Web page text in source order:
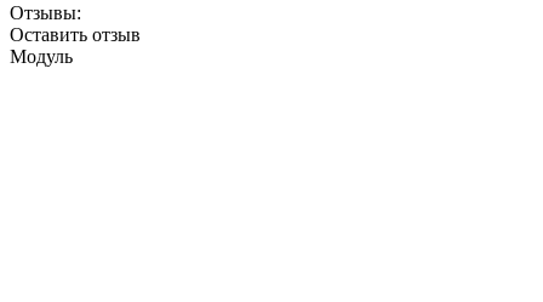
Отзывы:
Оставить отзыв
Модуль